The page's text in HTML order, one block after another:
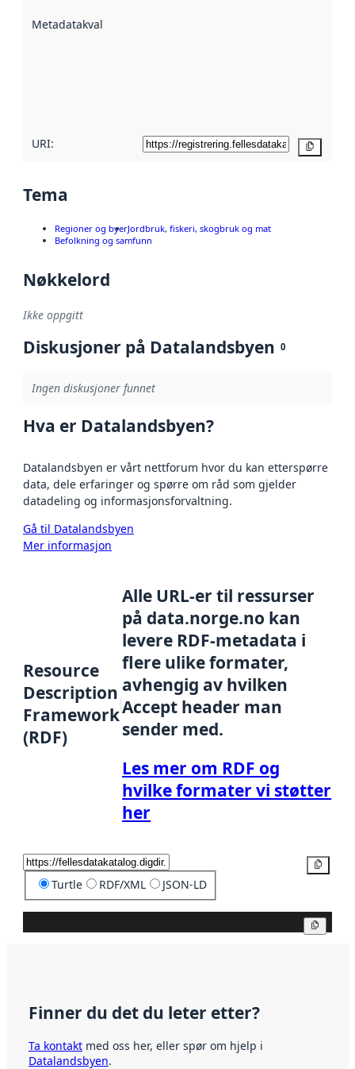
Metadatakvalitet
URI:
Tema
Regioner og byerJordbruk, fiskeri, skogbruk og mat
Befolkning og samfunn
Nøkkelord
Ikke oppgitt
Diskusjoner på Datalandsbyen 0
Ingen diskusjoner funnet
Hva er Datalandsbyen?
Datalandsbyen er vårt nettforum hvor du kan etterspørre
data, dele erfaringer og spørre om råd som gjelder
datadeling og informasjonsforvaltning.
Gå til Datalandsbyen
Mer informasjon
Resource
Description
Framework
(RDF)
Alle URL-er til ressurser
på data.norge.no kan
levere RDF-metadata i
flere ulike formater,
avhengig av hvilken
Accept header man
sender med.
Les mer om RDF og
hvilke formater vi støtter
her
Turtle RDF/XML JSON-LD
Finner du det du leter etter?
Ta kontakt med oss her, eller spør om hjelp i
Datalandsbyen.